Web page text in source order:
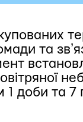
та
1 доби та 7